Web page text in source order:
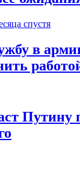
спустя
в
Путину